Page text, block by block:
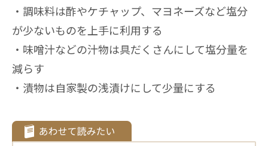
調味料は酢やケチャップ、マヨネーズなど塩分
が少ないものを上手に利用する
味噌汁などの汁物は具だくさんにして塩分量を
減らす
漬物は自家製の浅漬けにして少量にする